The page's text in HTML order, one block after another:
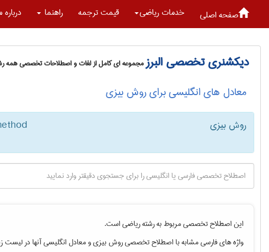
صفحه اصلی خدمات رياضی قیمت ترجمه راهنما درباره
دیکشنری تخصصی البرزمجموعه ای کامل از لغات و اصطلاحات تخصصی همه
معادل های انگلیسی برای روش بیزی
روش بیزی
این اصطلاح تخصصی مربوط به رشتهرياضیاست.
واژه های فارسی مشابه با اصطلاح تخصصیروش بیزیو معادل انگلیسی آنها در